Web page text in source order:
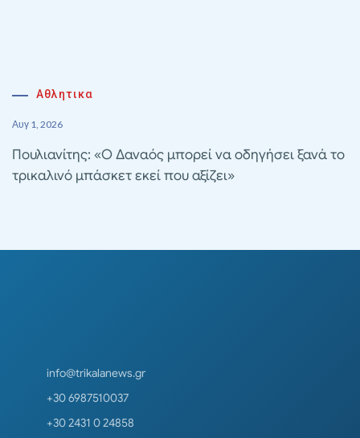
Αθλητικα
Αυγ 1, 2026
Πουλιανίτης: «Ο Δαναός μπορεί να οδηγήσει ξανά το
τρικαλινό μπάσκετ εκεί που αξίζει»
info@trikalanews.gr
+30 6987510037
+30 2431 0 24858